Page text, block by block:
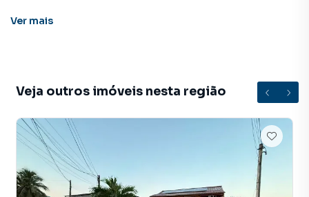
proporcionando ambientes funcionais e bem distribuídos.
capacidade para 7.000 litros e caixa d'água de 1.000 litros,
VALOR DE LOCAÇÃO: R$3.000,00+ TAXAS.
IPTU: R$707,70
Ver mais
Veja outros imóveis nesta região